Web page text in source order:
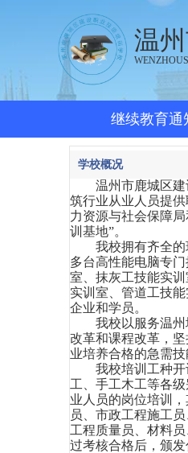
温
继续教育通
学校概况
温州市鹿城区
筑行业从业人员提
力资源与社会保障
训基地”。
我校拥有齐全
多台高性能电脑专
室、抹灰工技能实
实训室、管道工技
企业和学员。
我校以服务温
改革和课程改革，
业培养合格的急需
我校培训工种
工、手工木工等各
业人员的岗位培训
员、市政工程施工
工程质量员、材料
过考核合格后，颁